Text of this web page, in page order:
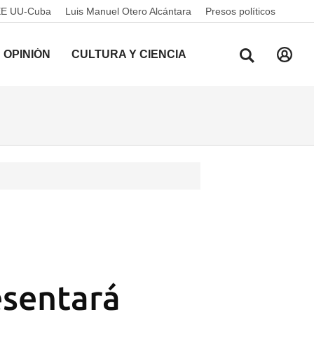
UU-Cuba Luis Manuel Otero Alcántara Presos políticos
OPINIÓN CULTURA Y CIENCIA